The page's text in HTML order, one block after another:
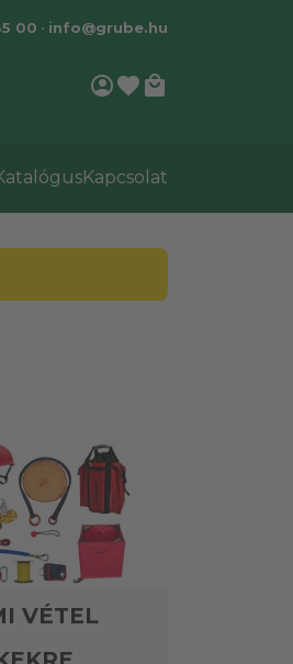
00 • info@grube.hu
account_circlefavorite local_mall
Kapcsolat
VÉTEL